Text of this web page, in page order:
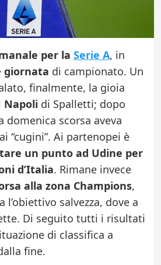
per la Serie A, in
giornata di campionato. Un
finalmente, la gioia
Napoli di Spalletti; dopo
domenica scorsa aveva
“cugini”. Ai partenopei è
un punto ad Udine per
d’Italia. Rimane invece
alla zona Champions,
l’obiettivo salvezza, dove a
Di seguito tutti i risultati
di classifica a
fine.